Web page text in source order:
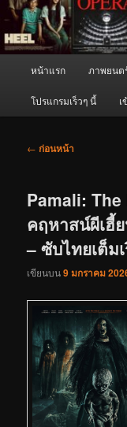
หน้าแรก ภาพยนต
โปรแกรมเร็วๆ นี้
เมนู
← ก่อนหน้า
Pamali:
คฤหาสน์ผีเฮี้
– ซับไทยเต็ม
เขียนบน9 มกราคม